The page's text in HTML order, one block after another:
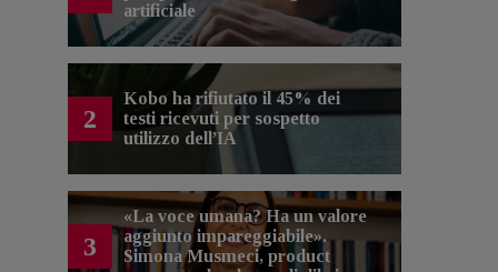
artificiale
2
Kobo ha rifiutato il 45% dei
testi ricevuti per sospetto
utilizzo dell’IA
3
«La voce umana? Ha un valore
aggiunto impareggiabile».
Simona Musmeci, product